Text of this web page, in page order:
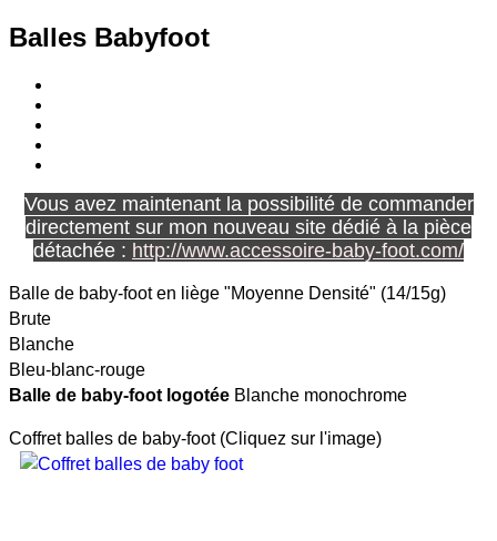
Balles Babyfoot
Vous avez maintenant la possibilité de commander
directement sur mon nouveau site dédié à la pièce
détachée : http://www.accessoire-baby-foot.com/
Balle de baby-foot en liège "Moyenne Densité" (14/15g)
Brute
Blanche
Bleu-blanc-rouge
Balle de baby-foot logotée Blanche monochrome
Coffret balles de baby-foot (Cliquez sur l'image)